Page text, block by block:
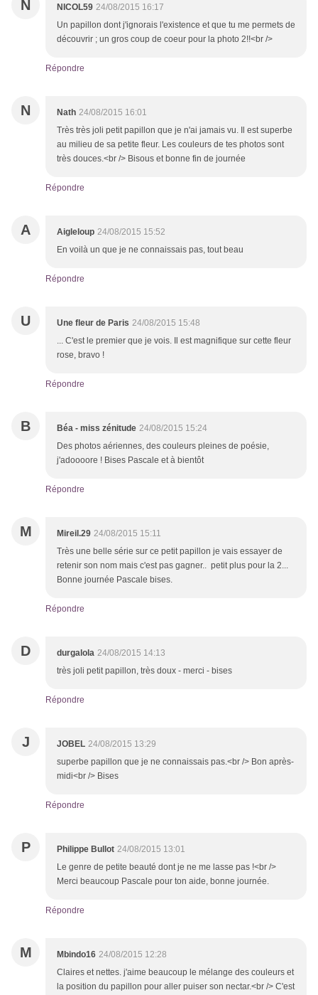
N NICOL59 24/08/2015 16:17
Un papillon dont j'ignorais l'existence et que tu me permets de
découvrir ; un gros coup de coeur pour la photo 2!!<br />
Répondre
N Nath 24/08/2015 16:01
Très très joli petit papillon que je n'ai jamais vu. Il est superbe
au milieu de sa petite fleur. Les couleurs de tes photos sont
très douces.<br /> Bisous et bonne fin de journée
Répondre
A Aigleloup 24/08/2015 15:52
En voilà un que je ne connaissais pas, tout beau
Répondre
U Une fleur de Paris 24/08/2015 15:48
... C'est le premier que je vois. Il est magnifique sur cette fleur
rose, bravo !
Répondre
B Béa - miss zénitude 24/08/2015 15:24
Des photos aériennes, des couleurs pleines de poésie,
j'adoooore ! Bises Pascale et à bientôt
Répondre
M Mireil.29 24/08/2015 15:11
Très une belle série sur ce petit papillon je vais essayer de
retenir son nom mais c'est pas gagner.. petit plus pour la 2...
Bonne journée Pascale bises.
Répondre
D durgalola 24/08/2015 14:13
très joli petit papillon, très doux - merci - bises
Répondre
J JOBEL 24/08/2015 13:29
superbe papillon que je ne connaissais pas.<br /> Bon après-
midi<br /> Bises
Répondre
P Philippe Bullot 24/08/2015 13:01
Le genre de petite beauté dont je ne me lasse pas !<br />
Merci beaucoup Pascale pour ton aide, bonne journée.
Répondre
M Mbindo16 24/08/2015 12:28
Claires et nettes. j'aime beaucoup le mélange des couleurs et
la position du papillon pour aller puiser son nectar.<br /> C'est